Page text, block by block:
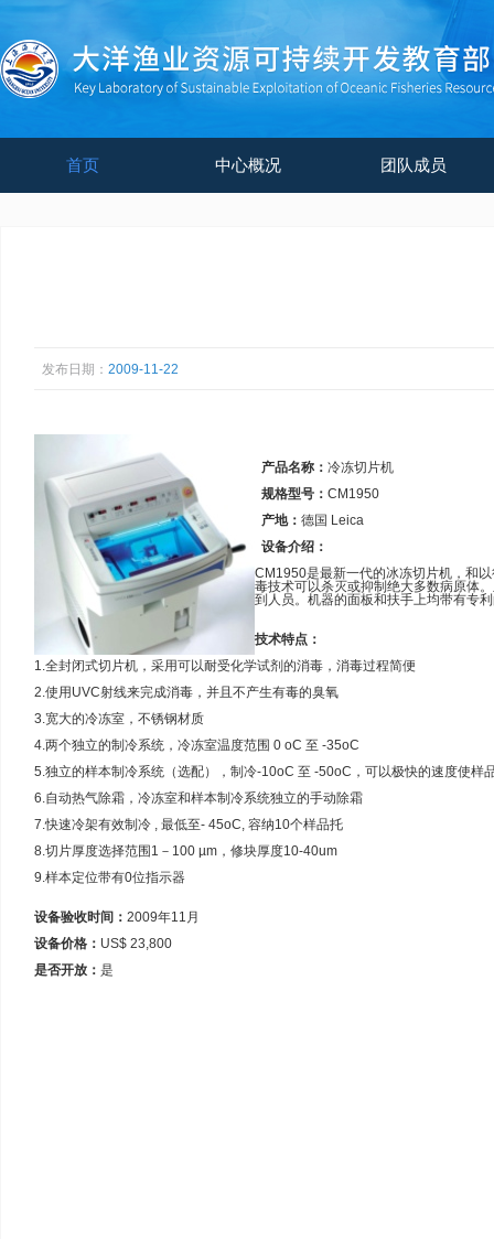
首页 中心概况 团队成员
发布日期： 2009-11-22
产品名称： 冷冻切片机
规格型号： CM1950
产地： 德国 Leica
设备介绍：
CM1950是最新一代的冰冻切片机，和
毒技术可以杀灭或抑制绝大多数病原体
到人员。机器的面板和扶手上均带有专
技术特点：
1.全封闭式切片机，采用可以耐受化学试剂的消毒，消毒过程简便
2.使用UVC射线来完成消毒，并且不产生有毒的臭氧
3.宽大的冷冻室，不锈钢材质
4.两个独立的制冷系统，冷冻室温度范围 0 oC 至 -35oC
5.独立的样本制冷系统（选配），制冷-10oC 至 -50oC，可以极快的速度使样
6.自动热气除霜，冷冻室和样本制冷系统独立的手动除霜
7.快速冷架有效制冷 , 最低至- 45oC, 容纳10个样品托
8.切片厚度选择范围1－100 µm，修块厚度10-40um
9.样本定位带有0位指示器
设备验收时间： 2009年11月
设备价格： US$ 23,800
是否开放： 是